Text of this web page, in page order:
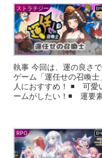
ストラテジー
執事 今回は、運の良さ
ゲーム「運任せの召喚
人におすすめ！ ◾️ 可
ームがしたい！◾️ 運要
RPG